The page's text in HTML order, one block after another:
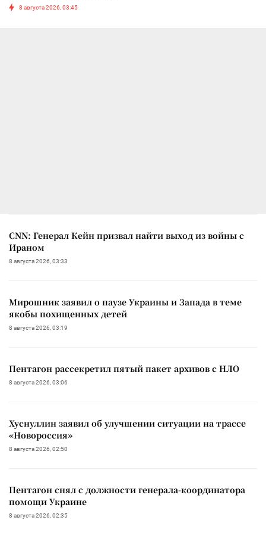
8 августа 2026, 03:45
CNN: Генерал Кейн призвал найти выход из войны с
Ираном
8 августа 2026, 03:33
Мирошник заявил о паузе Украины и Запада в теме
якобы похищенных детей
8 августа 2026, 03:19
Пентагон рассекретил пятый пакет архивов с НЛО
8 августа 2026, 03:06
Хуснуллин заявил об улучшении ситуации на трассе
«Новороссия»
8 августа 2026, 02:50
Пентагон снял с должности генерала-координатора
помощи Украине
8 августа 2026, 02:35